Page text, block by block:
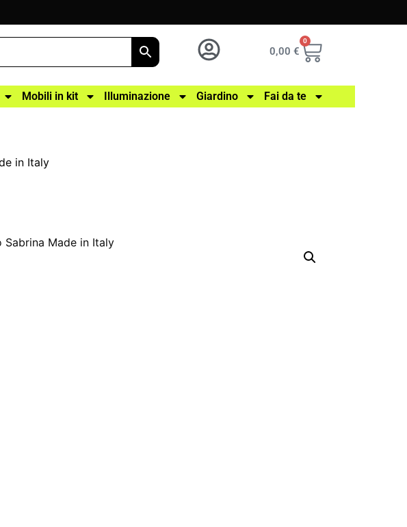
0,00 €
0
Mobili in kit Illuminazione Giardino Fai da te
in Italy